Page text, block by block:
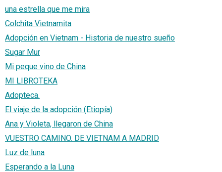
una estrella que me mira
Colchita Vietnamita
Adopción en Vietnam - Historia de nuestro sueño
Sugar Mur
Mi peque vino de China
MI LIBROTEKA
Adopteca.
El viaje de la adopción (Etiopía)
Ana y Violeta, llegaron de China
VUESTRO CAMINO. DE VIETNAM A MADRID
Luz de luna
Esperando a la Luna